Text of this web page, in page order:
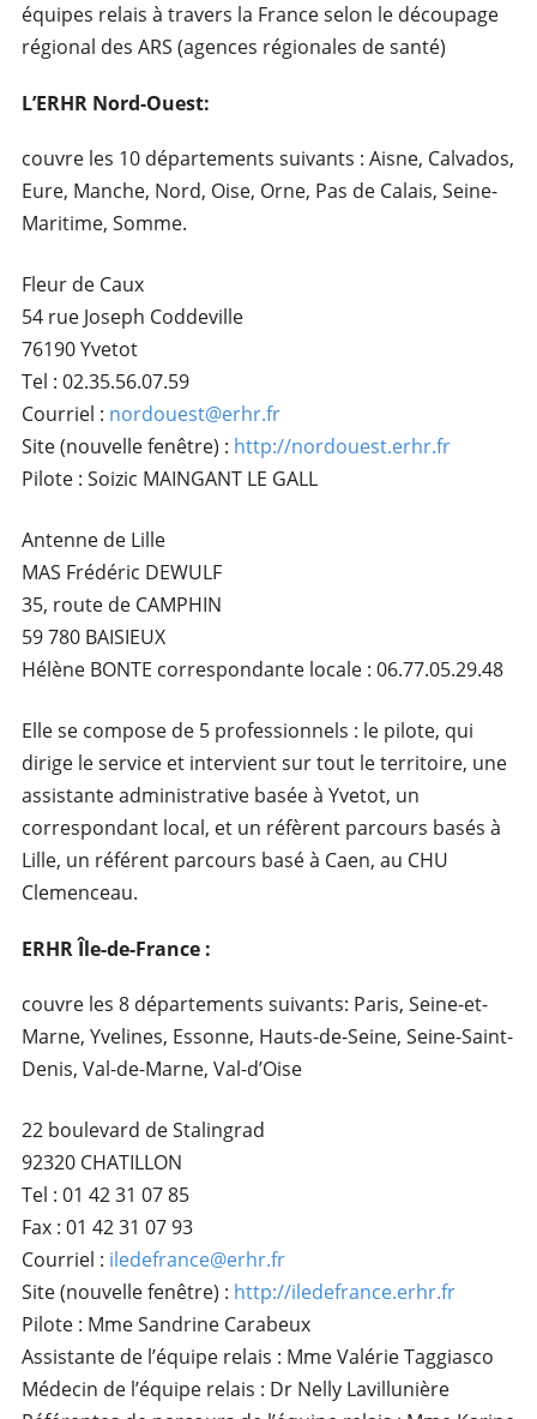
équipes relais à travers la France selon le découpage
régional des ARS (agences régionales de santé)
L’ERHR Nord-Ouest:
couvre les 10 départements suivants : Aisne, Calvados,
Eure, Manche, Nord, Oise, Orne, Pas de Calais, Seine-
Maritime, Somme.
Fleur de Caux
54 rue Joseph Coddeville
76190 Yvetot
Tel : 02.35.56.07.59
Courriel : nordouest@erhr.fr
Site (nouvelle fenêtre) : http://nordouest.erhr.fr
Pilote : Soizic MAINGANT LE GALL
Antenne de Lille
MAS Frédéric DEWULF
35, route de CAMPHIN
59 780 BAISIEUX
Hélène BONTE correspondante locale : 06.77.05.29.48
Elle se compose de 5 professionnels : le pilote, qui
dirige le service et intervient sur tout le territoire, une
assistante administrative basée à Yvetot, un
correspondant local, et un réfèrent parcours basés à
Lille, un référent parcours basé à Caen, au CHU
Clemenceau.
ERHR Île-de-France :
couvre les 8 départements suivants: Paris, Seine-et-
Marne, Yvelines, Essonne, Hauts-de-Seine, Seine-Saint-
Denis, Val-de-Marne, Val-d’Oise
22 boulevard de Stalingrad
92320 CHATILLON
Tel : 01 42 31 07 85
Fax : 01 42 31 07 93
Courriel : iledefrance@erhr.fr
Site (nouvelle fenêtre) : http://iledefrance.erhr.fr
Pilote : Mme Sandrine Carabeux
Assistante de l’équipe relais : Mme Valérie Taggiasco
Médecin de l’équipe relais : Dr Nelly Lavillunière